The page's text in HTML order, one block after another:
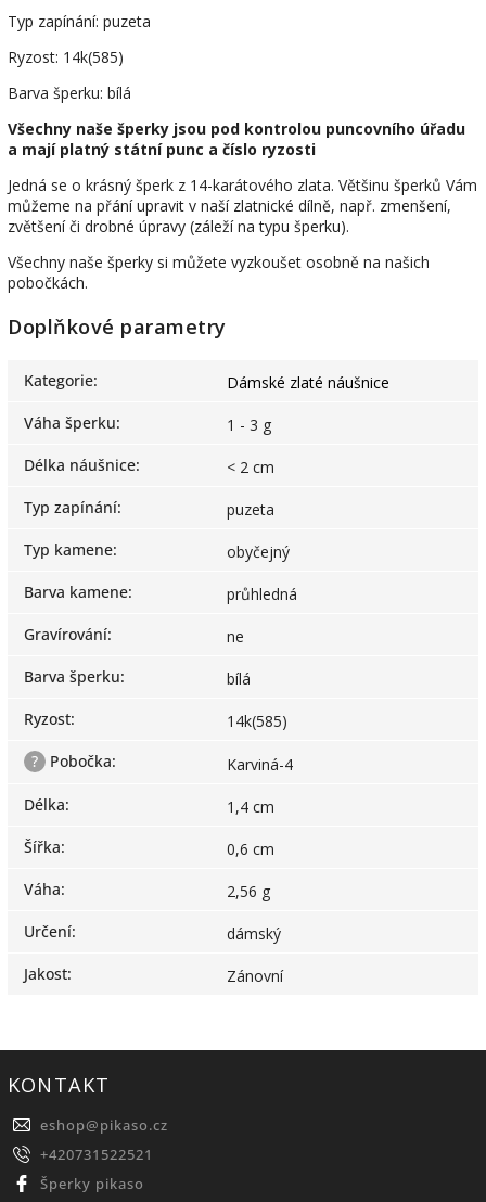
Typ zapínání: puzeta
Ryzost: 14k(585)
Barva šperku: bílá
Všechny naše šperky jsou pod kontrolou puncovního úřadu
a mají platný státní punc a číslo ryzosti
Jedná se o krásný šperk z 14-karátového zlata. Většinu šperků Vám
můžeme na přání upravit v naší zlatnické dílně, např. zmenšení,
zvětšení či drobné úpravy (záleží na typu šperku).
Všechny naše šperky si můžete vyzkoušet osobně na našich
pobočkách.
Doplňkové parametry
Kategorie:
Dámské zlaté náušnice
Váha šperku:
1 - 3 g
Délka náušnice:
< 2 cm
Typ zapínání:
puzeta
Typ kamene:
obyčejný
Barva kamene:
průhledná
Gravírování:
ne
Barva šperku:
bílá
Ryzost:
14k(585)
?
Pobočka:
Karviná-4
Délka:
1,4 cm
Šířka:
0,6 cm
Váha:
2,56 g
Určení:
dámský
Jakost: Zánovní
KONTAKT
eshop@pikaso.cz
+420731522521
Šperky pikaso